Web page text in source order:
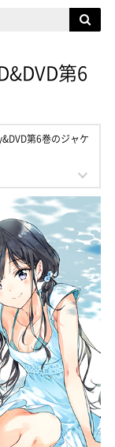
第6
第6巻のジャケ